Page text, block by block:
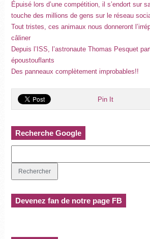
Épuisé lors d’une compétition, il s’endort sur
touche des millions de gens sur le réseau
Tout tristes, ces animaux nous donneront
câliner
Depuis l’ISS, l’astronaute Thomas Pesquet
époustouflants
Des panneaux complètement improbables!!
Pin It
Recherche Google
Devenez fan de notre page FB